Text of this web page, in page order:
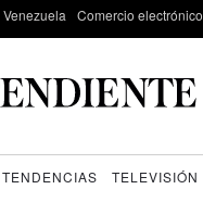
Venezuela Comercio electrónico
TENDENCIAS TELEVISIÓN